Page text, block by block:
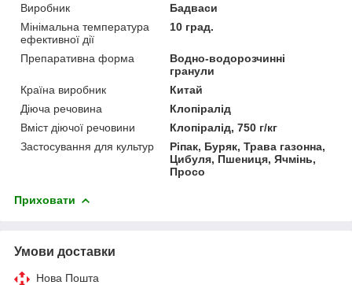
Виробник
Бадваси
Мінімальна температура
ефективної дії
10 град.
Препаративна форма
Водно-водорозчинні
гранули
Країна виробник
Китай
Діюча речовина
Клопіралід
Вміст діючої речовини
Клопіралід, 750 г/кг
Застосування для культур
Ріпак, Буряк, Трава газонна,
Цибуля, Пшениця, Ячмінь,
Просо
Приховати
Умови доставки
Нова Пошта